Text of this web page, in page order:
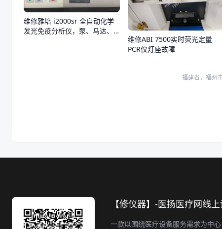
维修雅培 i2000sr 全自动化学
发光免疫分析仪，泵、马达、
维修ABI 7500实时荧光定量
PCR仪灯座故障
福建省，福州
【修仪器】-医扬医疗网线
一款以围绕医疗设备服务需求为中